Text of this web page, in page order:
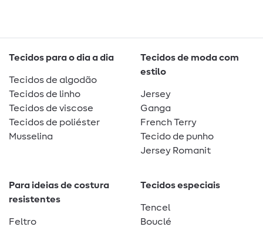
Tecidos para o dia a dia
Tecidos de algodão
Tecidos de linho
Tecidos de viscose
Tecidos de poliéster
Musselina
Tecidos de moda com
estilo
Jersey
Ganga
French Terry
Tecido de punho
Jersey Romanit
Para ideias de costura
resistentes
Feltro
Tecidos especiais
Tencel
Bouclé